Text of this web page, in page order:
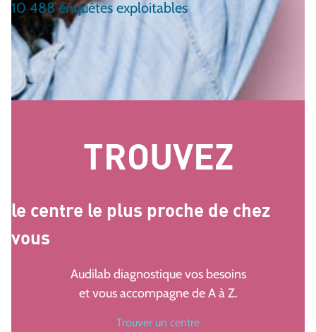
10 488 enquêtes exploitables
TROUVEZ
le centre le plus proche de chez
vous
Audilab diagnostique vos besoins
et vous accompagne de A à Z.
Trouver un centre